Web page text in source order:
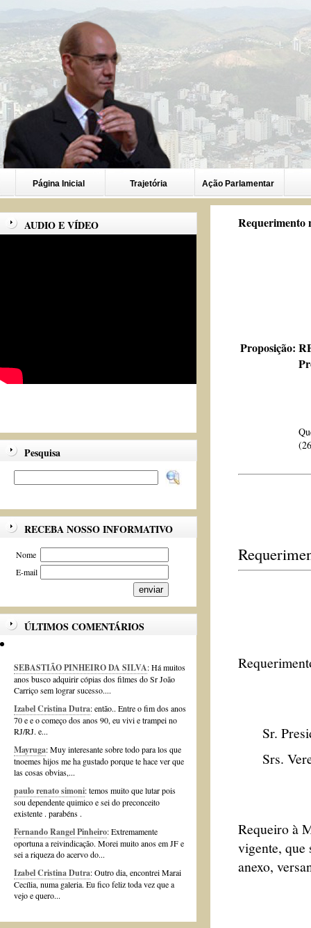
Página Inicial Trajetória Ação Parlamentar
AUDIO E VÍDEO
Pesquisa
RECEBA NOSSO INFORMATIVO
Nome
E-mail
ÚLTIMOS COMENTÁRIOS
SEBASTIÃO PINHEIRO DA SILVA: Há muitos
anos busco adquirir cópias dos filmes do Sr João
Carriço sem lograr sucesso....
Izabel Cristina Dutra: então.. Entre o fim dos anos
70 e e o começo dos anos 90, eu vivi e trampei no
RJ/RJ. e...
Mayruga: Muy interesante sobre todo para los que
tnoemes hijos me ha gustado porque te hace ver que
las cosas obvias,...
paulo renato simoni: temos muito que lutar pois
sou dependente quimico e sei do preconceito
existente . parabéns .
Fernando Rangel Pinheiro: Extremamente
oportuna a reivindicação. Morei muito anos em JF e
sei a riqueza do acervo do...
Izabel Cristina Dutra: Outro dia, encontrei Marai
Cecília, numa galeria. Eu fico feliz toda vez que a
vejo e quero...
Requerimento
Proposição:
Sr.
Srs.
Requeiro à
vigente, que
anexo,